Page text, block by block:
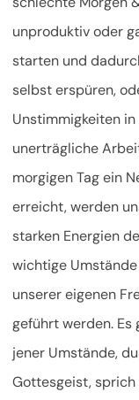
unproduktiv oder
starten und
selbst erspüren,
Unstimmigkeiten
unerträgliche
morgigen Tag ein
erreicht, werden
starken Energien
wichtige
unserer eigenen
geführt werden. Es
jener Umstände,
Gottesgeist,